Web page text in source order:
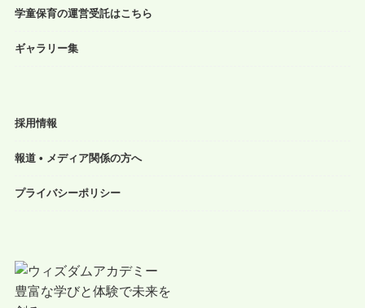
学童保育の運営受託はこちら
ギャラリー集
採用情報
報道 • メディア関係の方へ
プライバシーポリシー